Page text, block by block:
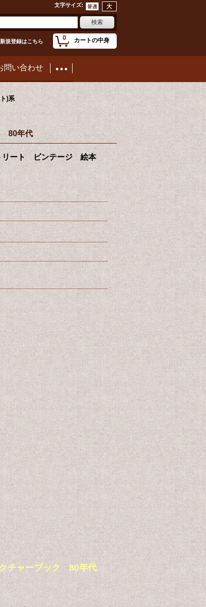
文字サイズ:
0 カートの中身
新規登録はこちら
問い合わせ
)系
80年代
リート ビンテージ 絵本
チャーブック 80年代